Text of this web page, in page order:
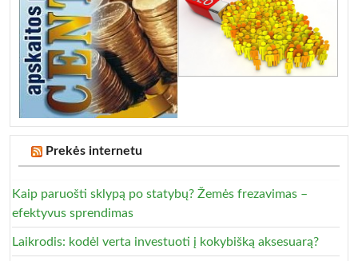
Prekės internetu
Kaip paruošti sklypą po statybų? Žemės frezavimas –
efektyvus sprendimas
Laikrodis: kodėl verta investuoti į kokybišką aksesuarą?